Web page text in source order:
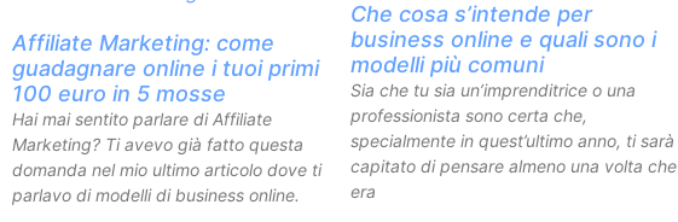
Affiliate Marketing: come
guadagnare online i tuoi primi
100 euro in 5 mosse
Hai mai sentito parlare di Affiliate
Marketing? Ti avevo già fatto questa
domanda nel mio ultimo articolo dove ti
parlavo di modelli di business online.
Che cosa s’intende per
business online e quali sono i
modelli più comuni
Sia che tu sia un’imprenditrice o una
professionista sono certa che,
specialmente in quest’ultimo anno, ti sarà
capitato di pensare almeno una volta che
era